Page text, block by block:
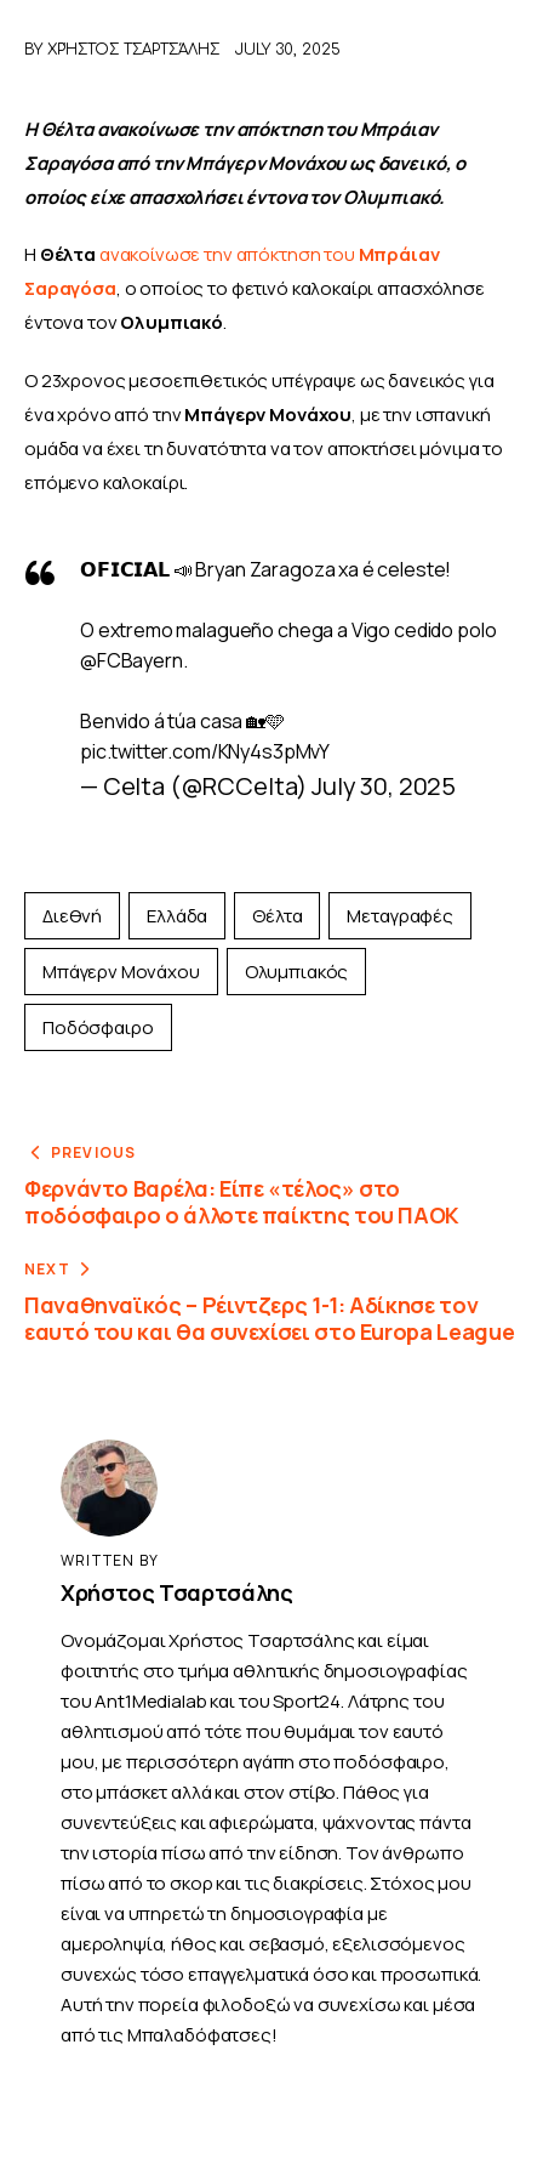
ΑΦΙΕΡΩΜΑΤΑ
MEET THE TEAM
BY ΧΡΉΣΤΟΣ ΤΣΑΡΤΣΆΛΗΣ JULY 30, 2025
Η Θέλτα ανακοίνωσε την απόκτηση του Μπράιαν
Σαραγόσα από την Μπάγερν Μονάχου ως δανεικό, ο
οποίος είχε απασχολήσει έντονα τον Ολυμπιακό.
Η Θέλταανακοίνωσε την απόκτηση του Μπράιαν
Σαραγόσα, ο οποίος το φετινό καλοκαίρι απασχόλησε
έντονα τον Ολυμπιακό.
Ο 23χρονος μεσοεπιθετικός υπέγραψε ως δανεικός για
ένα χρόνο από την Μπάγερν Μονάχου, με την ισπανική
ομάδα να έχει τη δυνατότητα να τον αποκτήσει μόνιμα το
επόμενο καλοκαίρι.
𝗢𝗙𝗜𝗖𝗜𝗔𝗟 📣 Bryan Zaragoza xa é celeste!
O extremo malagueño chega a Vigo cedido polo
@FCBayern.
Benvido á túa casa 🏡🩵
pic.twitter.com/KNy4s3pMvY
— Celta (@RCCelta)July 30, 2025
Διεθνή Ελλάδα Θέλτα Μεταγραφές
Μπάγερν Μονάχου Ολυμπιακός
Ποδόσφαιρο
PREVIOUS
Φερνάντο Βαρέλα: Είπε «τέλος» στο
ποδόσφαιρο ο άλλοτε παίκτης του ΠΑΟΚ
NEXT
Παναθηναϊκός – Ρέιντζερς 1-1: Αδίκησε τον
εαυτό του και θα συνεχίσει στο Europa League
WRITTEN BY
Χρήστος Τσαρτσάλης
Ονομάζομαι Χρήστος Τσαρτσάλης και είμαι
φοιτητής στο τμήμα αθλητικής δημοσιογραφίας
του Ant1Medialab και του Sport24. Λάτρης του
αθλητισμού από τότε που θυμάμαι τον εαυτό
μου, με περισσότερη αγάπη στο ποδόσφαιρο,
στο μπάσκετ αλλά και στον στίβο. Πάθος για
συνεντεύξεις και αφιερώματα, ψάχνοντας πάντα
την ιστορία πίσω από την είδηση. Τον άνθρωπο
πίσω από το σκορ και τις διακρίσεις. Στόχος μου
είναι να υπηρετώ τη δημοσιογραφία με
αμεροληψία, ήθος και σεβασμό, εξελισσόμενος
συνεχώς τόσο επαγγελματικά όσο και προσωπικά.
Αυτή την πορεία φιλοδοξώ να συνεχίσω και μέσα
από τις Μπαλαδόφατσες!